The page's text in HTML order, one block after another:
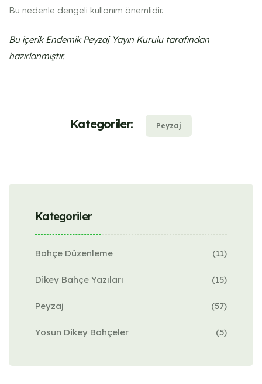
Bu nedenle dengeli kullanım önemlidir.
Bu içerik Endemik Peyzaj Yayın Kurulu tarafından
hazırlanmıştır.
Kategoriler: Peyzaj
Kategoriler
Bahçe Düzenleme (11)
Dikey Bahçe Yazıları (15)
Peyzaj (57)
Yosun Dikey Bahçeler (5)